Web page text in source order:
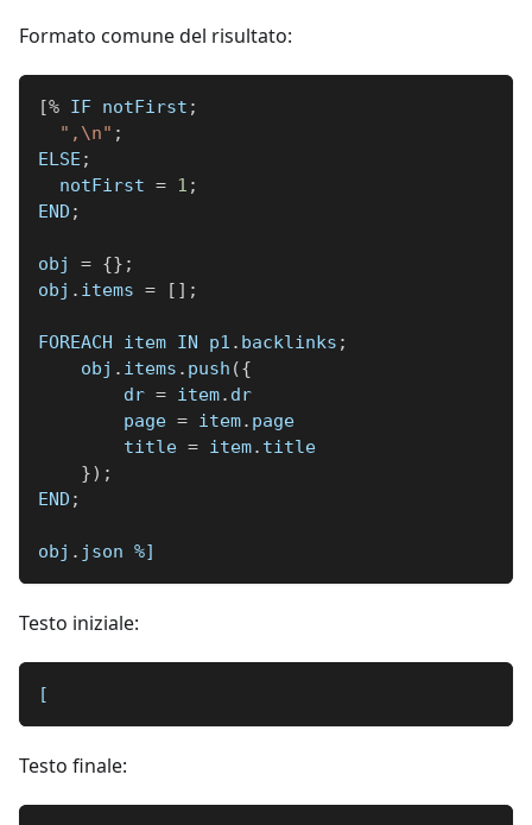
Formato comune del risultato:
[% IF notFirst ;
",\n" ;
ELSE ;
  notFirst
= 1 ;
END ;
obj = {} ;
obj . items = [ ] ;
FOREACH item IN p1 . backlinks ;
    obj
. items . push ({
        dr
= item. dr
        page
= item. page
        title
= item. title
}) ;
END ;
obj . json %]
Testo iniziale:
[
Testo finale: